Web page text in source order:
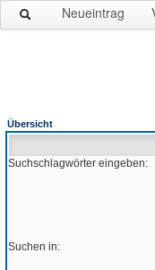
Neueintrag
Übersicht
Suchschlagwörter eingeben:
Suchen in: